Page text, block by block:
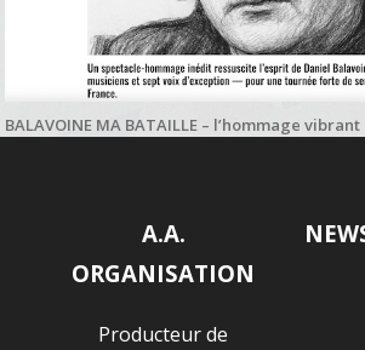
BALAVOINE MA BATAILLE – l’hommage
A.A.
ORGANISATION
Producteur de